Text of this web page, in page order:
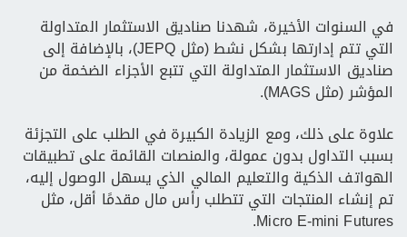
في السنوات الأخيرة، شهدنا صناديق الاستثمار المتداولة
التي تتم إدارتها بشكل نشط (مثل JEPQ)، بالإضافة إلى
صناديق الاستثمار المتداولة التي تتبع الأجزاء الضخمة من
المؤشر (مثل MAGS).
علاوة على ذلك، ومع الزيادة الكبيرة في الطلب على التجزئة
بسبب التداول بدون عمولة، والمنصات القائمة على تطبيقات
الهواتف الذكية والتعليم المالي الذي يسهل الوصول إليه،
تم إنشاء المنتجات التي تتطلب رأس مال مقدمًا أقل، مثل
Micro E-mini Futures.